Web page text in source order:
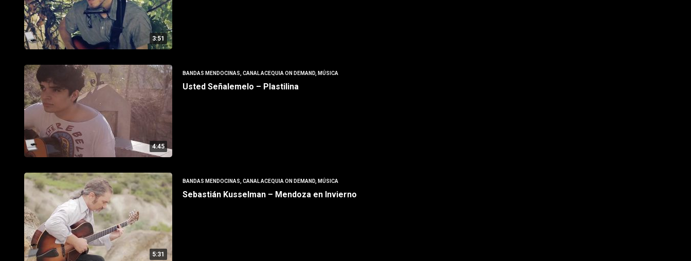
3:51
4:45
BANDAS MENDOCINAS CANAL ACEQUIA ON DEMAND MÚSICA
Usted Señalemelo – Plastilina
5:31
BANDAS MENDOCINAS CANAL ACEQUIA ON DEMAND MÚSICA
Sebastián Kusselman – Mendoza en Invierno